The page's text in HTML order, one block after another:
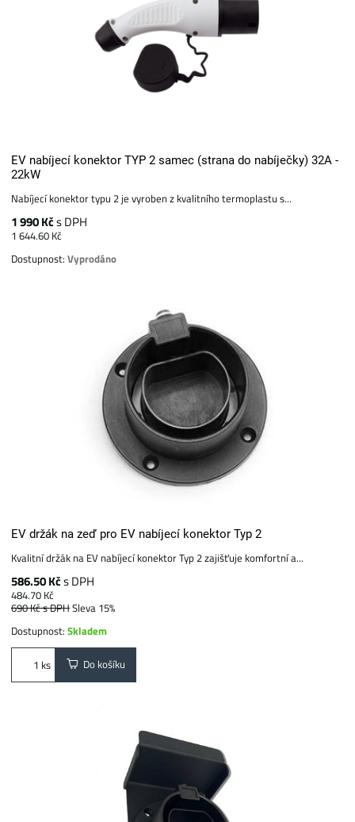
EV nabíjecí konektor TYP 2 samec (strana do nabíječky) 32A -
22kW
Nabíjecí konektor typu 2 je vyroben z kvalitního termoplastu s...
1 990 Kčs DPH
1 644.60 Kč
Dostupnost:Vyprodáno
EV držák na zeď pro EV nabíjecí konektor Typ 2
Kvalitní držák na EV nabíjecí konektor Typ 2 zajišťuje komfortní a...
586.50 Kčs DPH
484.70 Kč
690 Kčs DPHSleva 15%
Dostupnost:Skladem
ks Do košíku